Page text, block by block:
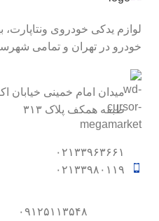
لوازم یدکی خودروی
خودرو در تهران و تمامی
میدان امام خمینی خیابان
طبقه همکف پلاک ۳۱۳
۰۲۱۳۳۹۶۳۶۶۱
۰۲۱۳۳۹۸۰۱۱۹
۰۹۱۲۵۱۱۳۵۴۸